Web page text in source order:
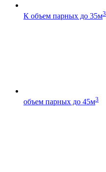
К объем парных до 35м3
объем парных до 45м3